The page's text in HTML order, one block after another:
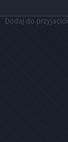
Dodaj do przyjaciół